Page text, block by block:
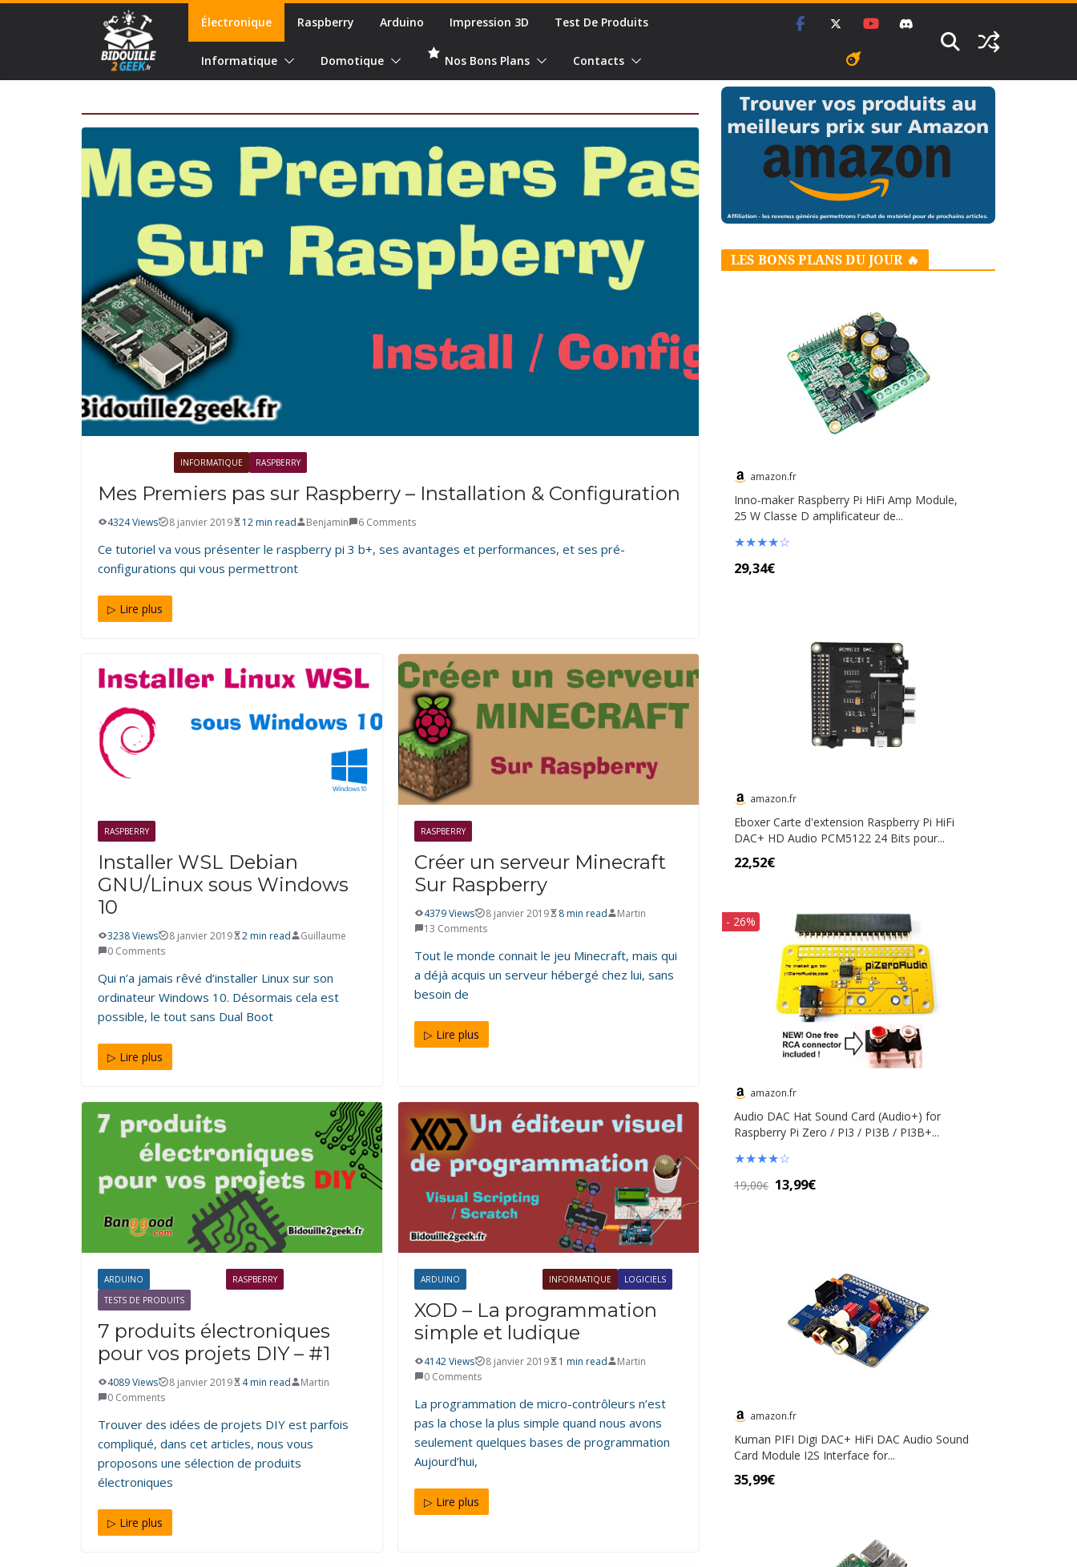
Électronique Raspberry Arduino Impression 3D Test De Produits
Informatique Domotique Nos Bons Plans Contacts
INFORMATIQUE RASPBERRY
Mes Premiers pas sur Raspberry – Installation & Configuration
4324 Views 8 janvier 2019 12 min read Benjamin 6 Comments
Ce tutoriel va vous présenter le raspberry pi 3 b+, ses avantages et performances, et ses pré-
configurations qui vous permettront
▷ Lire plus
RASPBERRY
Installer WSL Debian
GNU/Linux sous Windows
10
3238 Views 8 janvier 2019 2 min read
Guillaume
0 Comments
Qui n’a jamais rêvé d’installer Linux sur son
ordinateur Windows 10. Désormais cela est
possible, le tout sans Dual Boot
▷ Lire plus
RASPBERRY
Créer un serveur Minecraft
Sur Raspberry
4379 Views 8 janvier 2019 8 min read
Martin
13 Comments
Tout le monde connait le jeu Minecraft, mais qui
a déjà acquis un serveur hébergé chez lui, sans
besoin de
▷ Lire plus
ARDUINO
RASPBERRY
TESTS DE PRODUITS
7 produits électroniques
pour vos projets DIY – #1
4089 Views 8 janvier 2019 4 min read
Martin
0 Comments
Trouver des idées de projets DIY est parfois
compliqué, dans cet articles, nous vous
proposons une sélection de produits
électroniques
▷ Lire plus
ARDUINO INFORMATIQUE LOGICIELS
XOD – La programmation
simple et ludique
4142 Views 8 janvier 2019 1 min read
Martin
0 Comments
La programmation de micro-contrôleurs n’est
pas la chose la plus simple quand nous avons
seulement quelques bases de programmation
Aujourd’hui,
▷ Lire plus
LES BONS PLANS DU JOUR 🔥
amazon.fr
Inno-maker Raspberry Pi HiFi Amp Module,
25 W Classe D amplificateur de...
★★★★☆
29,34€
amazon.fr
Eboxer Carte d'extension Raspberry Pi HiFi
DAC+ HD Audio PCM5122 24 Bits pour...
22,52€
- 26%
amazon.fr
Audio DAC Hat Sound Card (Audio+) for
Raspberry Pi Zero / PI3 / PI3B / PI3B+...
★★★★☆
19,00€ 13,99€
amazon.fr
Kuman PIFI Digi DAC+ HiFi DAC Audio Sound
Card Module I2S Interface for...
35,99€